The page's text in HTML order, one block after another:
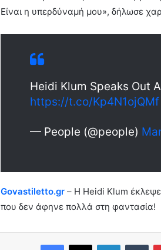
Είναι η υπερδύναμή μου», δήλωσε
Heidi Klum Speaks Out
https://t.co/Kp4N1ojQMf
— People (@people)
Govastiletto.gr – Η Heidi Klum
που δεν άφηνε πολλά στη φαντασία!
Facebook
X LinkedIn